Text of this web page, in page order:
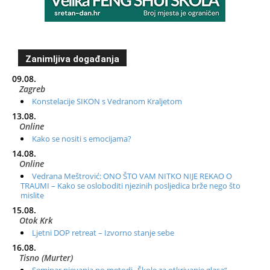
Zanimljiva događanja
09.08.
Zagreb
Konstelacije SIKON s Vedranom Kraljetom
13.08.
Online
Kako se nositi s emocijama?
14.08.
Online
Vedrana Meštrović: ONO ŠTO VAM NITKO NIJE REKAO O
TRAUMI – Kako se osloboditi njezinih posljedica brže nego što
mislite
15.08.
Otok Krk
Ljetni DOP retreat – Izvorno stanje sebe
16.08.
Tisno (Murter)